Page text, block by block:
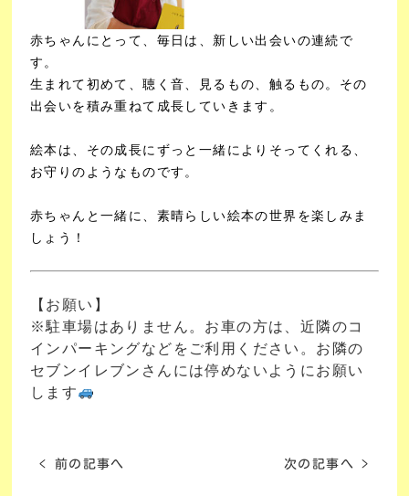
赤ちゃんにとって、毎日は、新しい出会いの連続で
す。
生まれて初めて、聴く音、見るもの、触るもの。 その
出会いを積み重ねて成長していきます。
絵本は、その成長にずっと一緒によりそってくれる、
お守りのようなものです。
赤ちゃんと一緒に、素晴らしい絵本の世界を楽しみま
しょう！
【お願い】
※駐車場はありません。お車の方は、近隣のコ
インパーキングなどをご利用ください。お隣の
セブンイレブンさんには停めないようにお願い
します
< 前の記事へ 次の記事へ >